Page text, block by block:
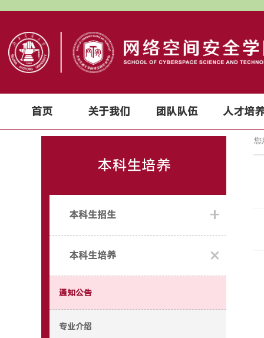
首页 关于我们 团队队伍 人才培
本科生培养
本科生招生 +
本科生培养 ×
通知公告
专业介绍
您